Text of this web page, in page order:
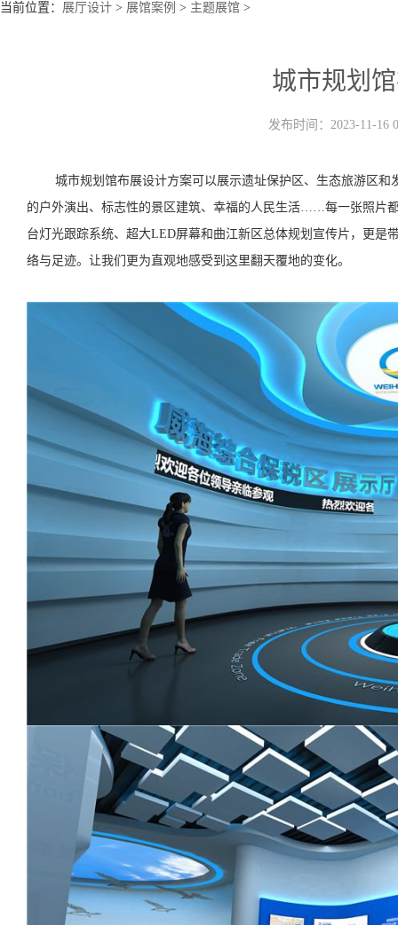
当前位置： 展厅设计 > 展馆案例 > 主题展馆 >
城市规划
发布时间：2023-11-16
城市规划馆布展设计方案可以展示遗址保护区、生态旅游区
的户外演出、标志性的景区建筑、幸福的人民生活……每一张照片
台灯光跟踪系统、超大LED屏幕和曲江新区总体规划宣传片，更
络与足迹。让我们更为直观地感受到这里翻天覆地的变化。